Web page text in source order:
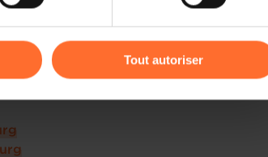
notre
Tout autoriser
: